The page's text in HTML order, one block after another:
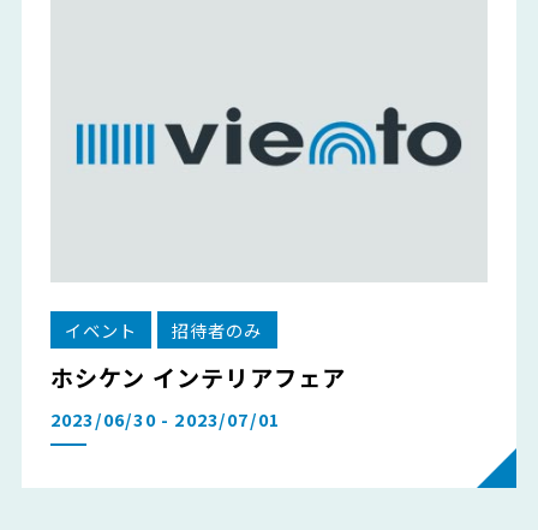
イベント 招待者のみ
ホシケン インテリアフェア
2023/06/30 - 2023/07/01